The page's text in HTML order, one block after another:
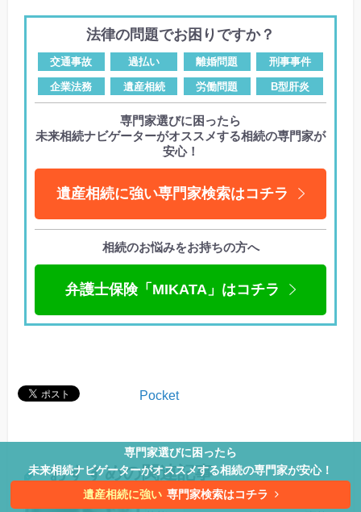
法律の問題でお困りですか？
交通事故 過払い 離婚問題 刑事事件
企業法務 遺産相続 労働問題 B型肝炎
専門家選びに困ったら
未来相続ナビゲーターがオススメする相続の専門家が
安心！
遺産相続に強い専門家検索はコチラ
相続のお悩みをお持ちの方へ
弁護士保険「MIKATA」はコチラ
Pocket
おすすめの関連記事
あの
専門家選びに困ったら
未来相続ナビゲーターがオススメする相続の専門家が安心！
遺産相続に強い 専門家検索はコチラ